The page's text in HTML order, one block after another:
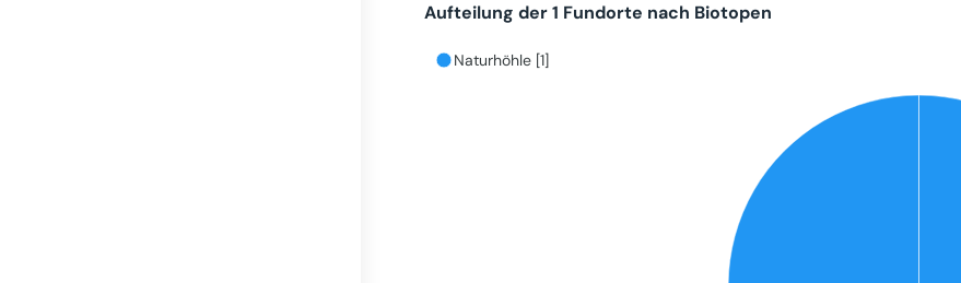
Aufteilung der 1 Fundorte nach Biotopen
Naturhöhle [1]